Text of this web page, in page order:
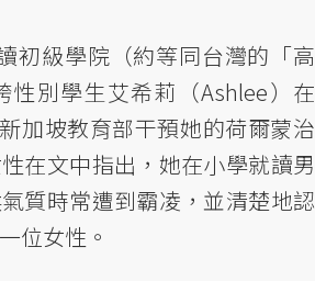
初級學院（約等同台灣的「高
性別學生艾希莉（Ashlee）在
加坡教育部干預她的荷爾蒙治
在文中指出，她在小學就讀男
質時常遭到霸凌，並清楚地認
位女性。